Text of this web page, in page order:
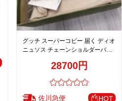
グッチ スーパーコピー 届く ディオ
ニュソス チェーンショルダーバッ
28700円
佐川急便 HOT